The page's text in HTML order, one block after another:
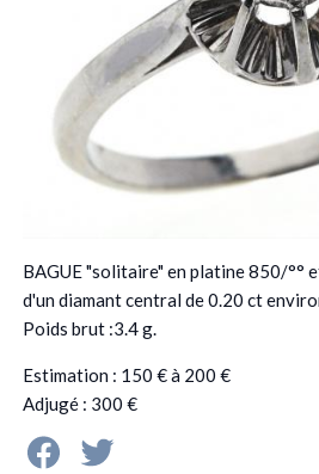
BAGUE "solitaire" en platine 850/°°
d'un diamant central de 0.20 ct
Poids brut :3.4 g.
Estimation : 150 € à 200 €
Adjugé : 300 €